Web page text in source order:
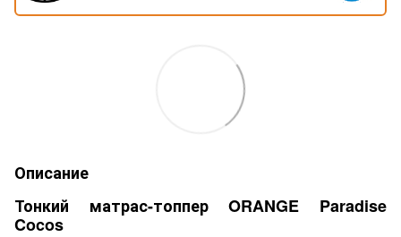
Описание
Тонкий матрас-топпер ORANGE Paradise
Cocos